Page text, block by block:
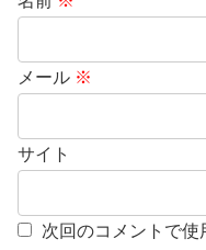
メール ※
サイト
次回のコメントで使